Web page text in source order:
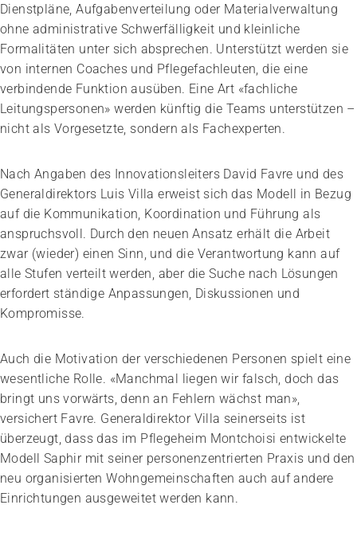
Dienstpläne, Aufgabenverteilung oder Materialverwaltung
ohne administrative Schwerfälligkeit und kleinliche
Formalitäten unter sich absprechen. Unterstützt werden sie
von internen Coaches und Pflegefachleuten, die eine
verbindende Funktion ausüben. Eine Art «fachliche
Leitungspersonen» werden künftig die Teams unterstützen –
nicht als Vorgesetzte, sondern als Fachexperten.
Nach Angaben des Innovationsleiters David Favre und des
Generaldirektors Luis Villa erweist sich das Modell in Bezug
auf die Kommunikation, Koordination und Führung als
anspruchsvoll. Durch den neuen Ansatz erhält die Arbeit
zwar (wieder) einen Sinn, und die Verantwortung kann auf
alle Stufen verteilt werden, aber die Suche nach Lösungen
erfordert ständige Anpassungen, Diskussionen und
Kompromisse.
Auch die Motivation der verschiedenen Personen spielt eine
wesentliche Rolle. «Manchmal liegen wir falsch, doch das
bringt uns vorwärts, denn an Fehlern wächst man»,
versichert Favre. Generaldirektor Villa seinerseits ist
überzeugt, dass das im Pflegeheim Montchoisi entwickelte
Modell Saphir mit seiner personenzentrierten Praxis und den
neu organisierten Wohngemeinschaften auch auf andere
Einrichtungen ausgeweitet werden kann.